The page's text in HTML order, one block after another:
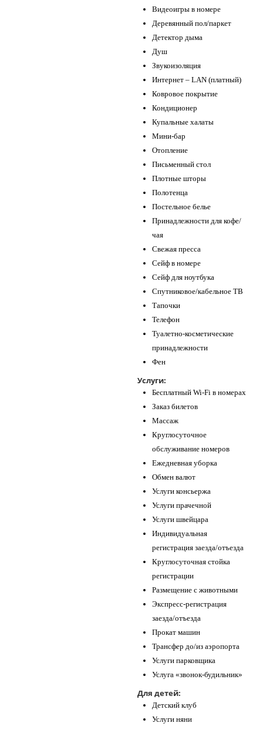
Видеоигры в номере
Деревянный пол/паркет
Детектор дыма
Душ
Звукоизоляция
Интернет – LAN (платный)
Ковровое покрытие
Кондиционер
Купальные халаты
Мини-бар
Отопление
Письменный стол
Плотные шторы
Полотенца
Постельное белье
Принадлежности для кофе/
чая
Свежая пресса
Сейф в номере
Сейф для ноутбука
Спутниковое/кабельное ТВ
Тапочки
Телефон
Туалетно-косметические
принадлежности
Фен
Услуги:
Бесплатный Wi-Fi в номерах
Заказ билетов
Массаж
Круглосуточное
обслуживание номеров
Ежедневная уборка
Обмен валют
Услуги консьержа
Услуги прачечной
Услуги швейцара
Индивидуальная
регистрация заезда/отъезда
Круглосуточная стойка
регистрации
Размещение с животными
Экспресс-регистрация
заезда/отъезда
Прокат машин
Трансфер до/из аэропорта
Услуги парковщика
Услуга «звонок-будильник»
Для детей:
Детский клуб
Услуги няни